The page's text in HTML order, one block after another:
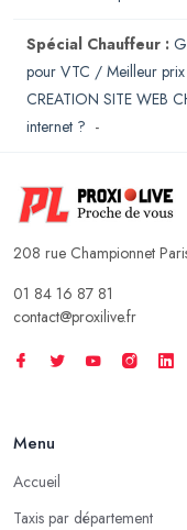
Spécial Chauffeur :
pour VTC / Meilleur prix
CREATION SITE WEB
internet ? -
208 rue Championnet
01 84 16 87 81
contact@proxilive.fr
Menu
Accueil
Taxis par département